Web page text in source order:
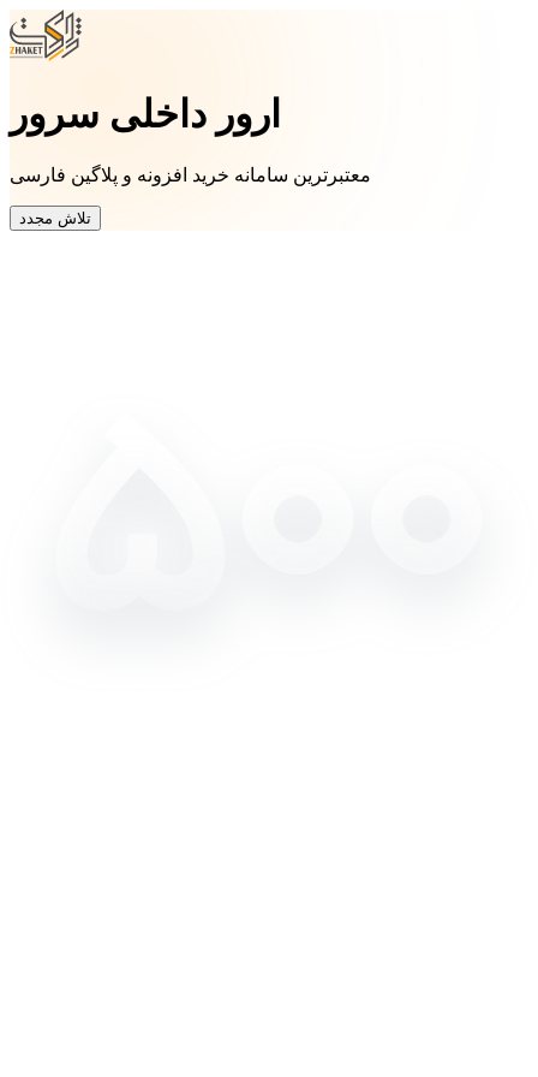
ارور داخلی سرور
معتبرترین سامانه خرید افزونه و پلاگین فارسی
تلاش مجدد